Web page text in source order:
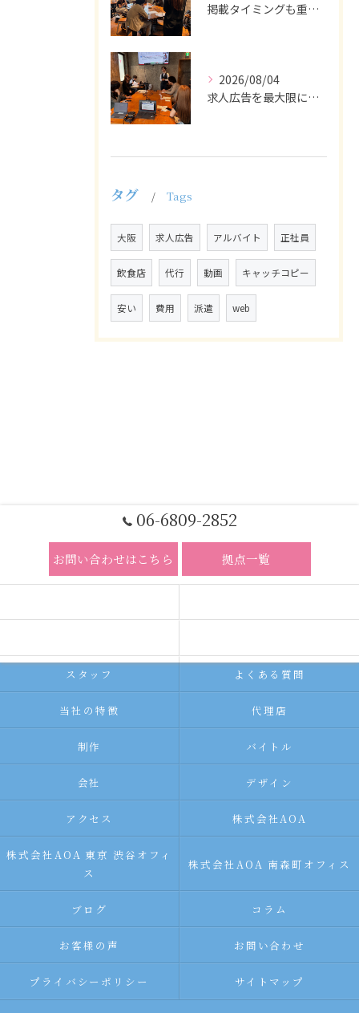
掲載タイミングも重要で、業界動向や求職者の活動時期に合わせて...
2026/08/04
求人広告を最大限に活用するためには、ターゲット設定の精度を高...
タグ Tags
大阪 求人広告 アルバイト 正社員
飲食店 代行 動画 キャッチコピー
安い 費用 派遣 web
06-6809-2852
お問い合わせはこちら 拠点一覧
スタッフ よくある質問
当社の特徴 代理店
制作 バイトル
会社 デザイン
アクセス 株式会社AOA
株式会社AOA 東京 渋谷オフィ
ス
株式会社AOA 南森町オフィス
ブログ コラム
お客様の声 お問い合わせ
プライバシーポリシー サイトマップ